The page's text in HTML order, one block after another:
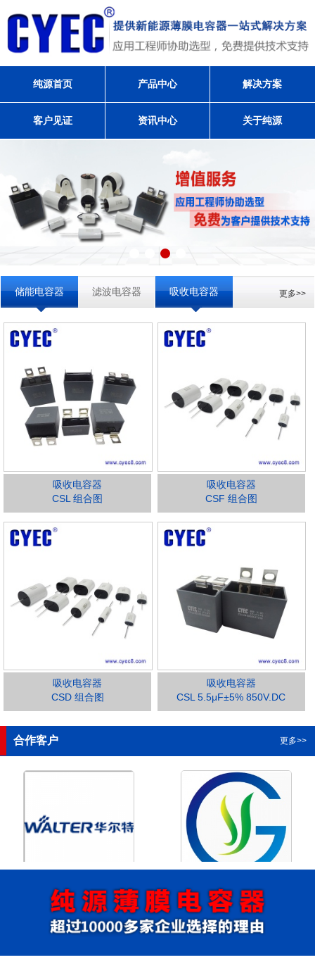
纯源首页 产品中心 解决方案
客户见证 资讯中心 关于纯源
储能电容器 滤波电容器 吸收电容器 更多>>
吸收电容器
CSL 组合图
吸收电容器
CSF 组合图
吸收电容器
CSD 组合图
吸收电容器
CSL 5.5μF±5% 850V.DC
合作客户 更多>>
浙江华尔特机电股份有限公
司
浙江格瑶科技股份有限公司